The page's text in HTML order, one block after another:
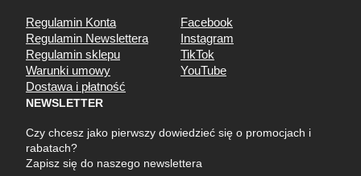
Regulamin Konta
Regulamin Newslettera
Regulamin sklepu
Warunki umowy
Dostawa i płatność
Facebook
Instagram
TikTok
YouTube
NEWSLETTER
Czy chcesz jako pierwszy dowiedzieć się o promocjach i
rabatach?
Zapisz się do naszego newslettera